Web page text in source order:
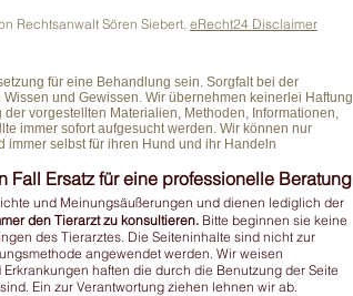
Rechtsanwalt Sören Siebert, eRecht24 Disclaimer
für eine Behandlung sein. Sorgfalt bei der
und Gewissen. Wir übernehmen keinerlei Haftung
vorgestellten Materialien, Methoden, Informationen,
immer sofort aufgesucht werden. Wir können nur
selbst für ihren Hund und ihr Handeln
Fall Ersatz für eine professionelle Beratung
und Meinungsäußerungen und dienen lediglich der
den Tierarzt zu konsultieren. Bitte beginnen sie keine
des Tierarztes. Die Seiteninhalte sind nicht zur
angewendet werden. Wir weisen
haften die durch die Benutzung der Seite
Ein zur Verantwortung ziehen lehnen wir ab.